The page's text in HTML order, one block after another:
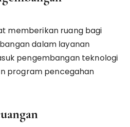
memberikan ruang bagi
dalam layanan
pengembangan teknologi
program pencegahan